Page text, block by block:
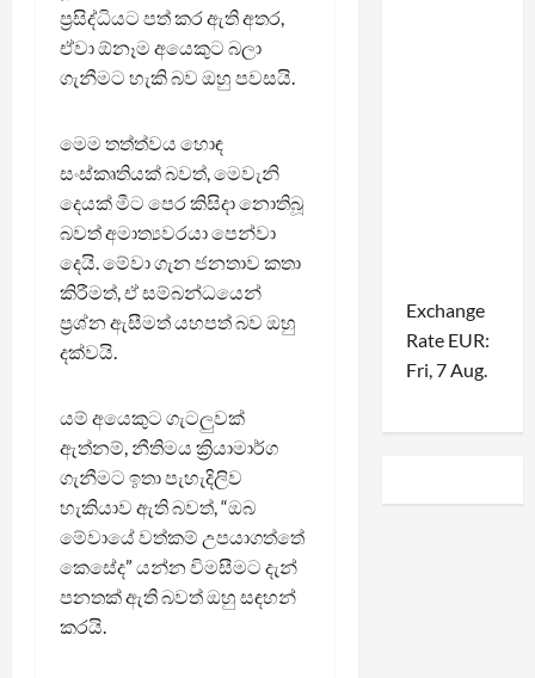
ප්‍රසිද්ධියට පත් කර ඇති අතර,
ඒවා ඕනෑම අයෙකුට බලා
ගැනීමට හැකි බව ඔහු පවසයි.
මෙම තත්ත්වය හොඳ
සංස්කෘතියක් බවත්, මෙවැනි
දෙයක් මීට පෙර කිසිදා නොතිබූ
බවත් අමාත්‍යවරයා පෙන්වා
දෙයි. මේවා ගැන ජනතාව කතා
කිරීමත්, ඒ සම්බන්ධයෙන්
ප්‍රශ්න ඇසීමත් යහපත් බව ඔහු
දක්වයි.
යම් අයෙකුට ගැටලුවක්
ඇත්නම්, නීතිමය ක්‍රියාමාර්ග
ගැනීමට ඉතා පැහැදිලිව
හැකියාව ඇති බවත්, “ඔබ
මේවායේ වත්කම් උපයාගත්තේ
කෙසේද” යන්න විමසීමට දැන්
පනතක් ඇති බවත් ඔහු සඳහන්
කරයි.
Exchange
Rate EUR:
Fri, 7 Aug.